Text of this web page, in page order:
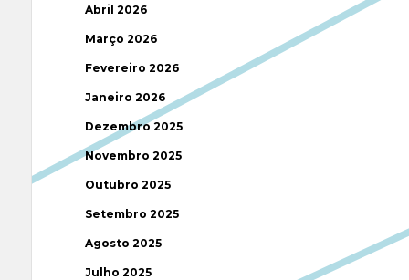
Abril 2026
Março 2026
Fevereiro 2026
Janeiro 2026
Dezembro 2025
Novembro 2025
Outubro 2025
Setembro 2025
Agosto 2025
Julho 2025